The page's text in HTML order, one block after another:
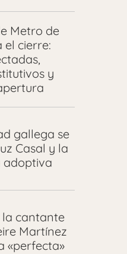
Metro de
el cierre:
y
gallega se
Casal y la
adoptiva
la cantante
Martínez
«perfecta»